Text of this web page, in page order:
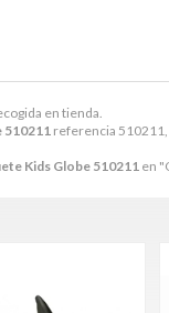
en tienda.
510211 referencia
Kids Globe 510211 en